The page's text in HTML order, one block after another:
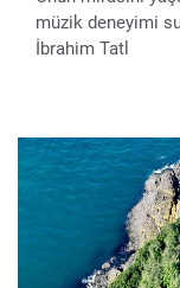
müzik deneyimi
İbrahim Tatl